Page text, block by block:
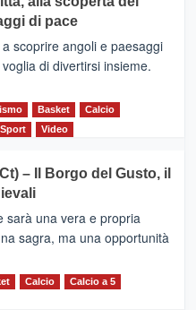
di pace
scoprire angoli e paesaggi
di divertirsi insieme.
Basket
Calcio
Sport Video
– Il Borgo del Gusto, il
sarà una vera e propria
sagra, ma una opportunità
Calcio
Calcio a 5